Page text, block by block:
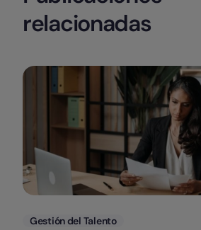
relacionadas
Categorias
Gestión del Talento